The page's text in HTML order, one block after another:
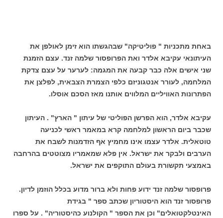
באחת מתכניות " פוליטיקה" שבהגשתו הוא זימן לאולפן את
העיתונאי עקיבא אלדר ואת הפרופסור שלמה זנד. עצם הזמנת
שני אישים אלה כבר קבעה את המגמה: לערער על עצם צדקת
המלחמה, לעורר אנטגוניזם כלפי הצמרת הצבאית, לפלצן את
הפתרונות האוויליים המלווים אותנו מאז הסכם אוסלו.
עקיבא אלדר, הוא הפרשן הפוליטי של עיתון " הארץ" . העיתון
שכבר ביום הראשון למלחמה קרא במאמר ראשי לכניעה
טוטאלית. אלדר עצמו אינו מחמיץ אף הזדמנות לשבח את
הערבים ולבקר את ישראל. אין פלא שמאמריו מצוטטים בהרחבה
באמצעי תקשורת בעולם התוקפים את ישראל.
פרופסור שלמה זנד ידוע פחות ולא ברור מדוע בכלל הוזמן לדיון.
פרופסור זנד הוא היסטוריון שכתב ספר " בגידת
האינטלקטואלים" וכן את הספר " הקולנוע כהיסטוריה" . על ספרו